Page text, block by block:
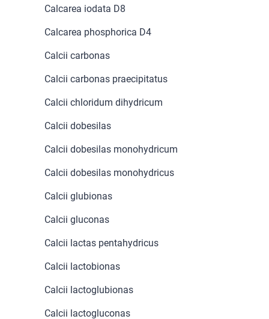
Korzystamy z plików cookies w celu
preferencji. Więcej informacji znajdziesz w
naszej polityce prywatności
cookies poprzez kliknięcie przycisku
Calcarea iodata D8
Calcarea phosphorica D4
Calcii carbonas
Calcii carbonas praecipitatus
Calcii chloridum dihydricum
Calcii dobesilas
Calcii dobesilas monohydricum
Calcii dobesilas monohydricus
Calcii glubionas
Calcii gluconas
Calcii lactas pentahydricus
Calcii lactobionas
Calcii lactoglubionas
Calcii lactogluconas